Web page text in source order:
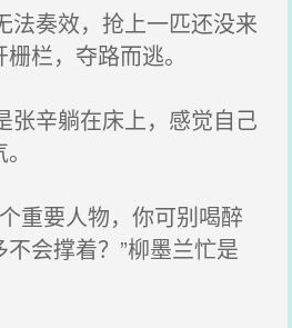
奏效，抢上一匹还没来
栏，夺路而逃。
辛躺在床上，感觉自己
重要人物，你可别喝醉
会撑着？”柳墨兰忙是